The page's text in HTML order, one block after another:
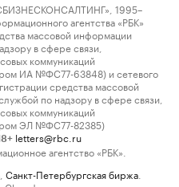
1995–
агентства «РБК»
массовой информации
в сфере связи,
коммуникаций
ИА №ФС77-63848) и сетевого
средства массовой
по надзору в сфере связи,
коммуникаций
ЭЛ №ФС77-82385)
letters@rbc.ru
агентство «РБК».
Санкт-Петербургская биржа